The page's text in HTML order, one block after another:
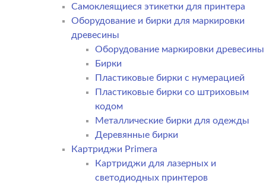
Самоклеящиеся этикетки для принтера
Оборудование и бирки для маркировки
древесины
Оборудование маркировки древесины
Бирки
Пластиковые бирки с нумерацией
Пластиковые бирки со штриховым
кодом
Металлические бирки для одежды
Деревянные бирки
Картриджи Primera
Картриджи для лазерных и
светодиодных принтеров